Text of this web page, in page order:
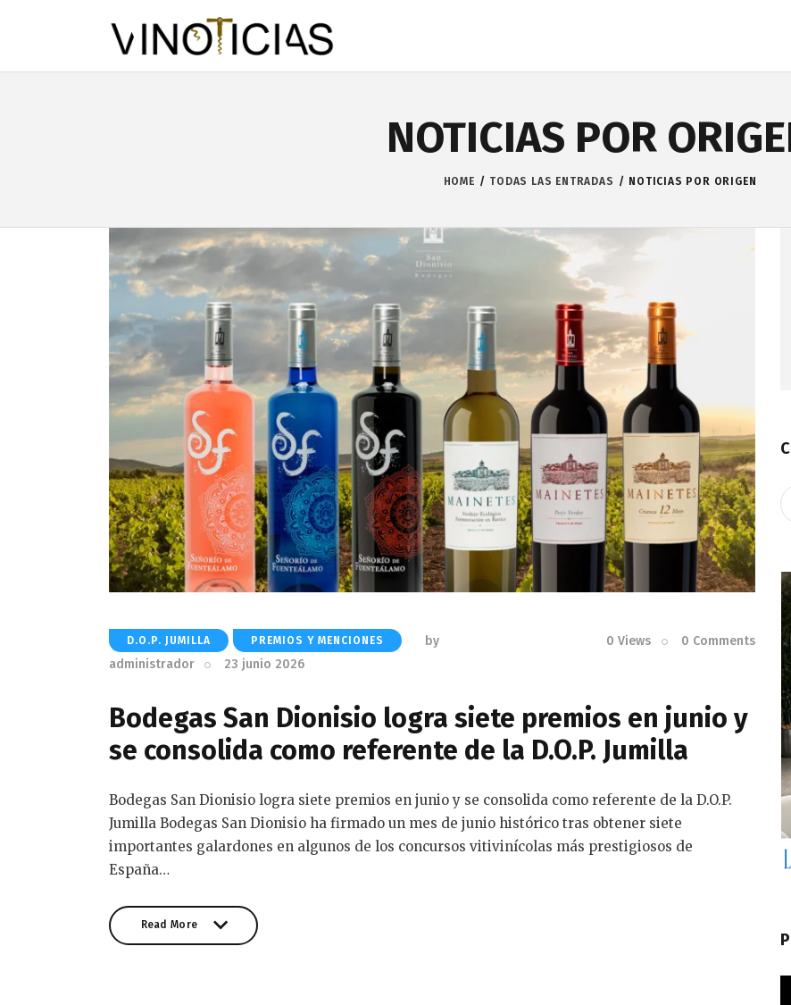
NOTICIAS POR
HOME TODAS LAS ENTRADAS NOTICIAS POR ORIGEN
D.O.P. JUMILLA PREMIOS Y MENCIONES
by
administrador
23 junio 2026
0 Views 0 Comments
Bodegas San Dionisio logra siete premios en junio y
se consolida como referente de la D.O.P. Jumilla
Bodegas San Dionisio logra siete premios en junio y se consolida como referente de la D.O.P.
Jumilla Bodegas San Dionisio ha firmado un mes de junio histórico tras obtener siete
importantes galardones en algunos de los concursos vitivinícolas más prestigiosos de
España…
Read More